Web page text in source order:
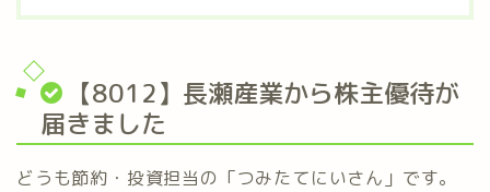
【8012】長瀬産業から株主優待が
届きました
どうも節約・投資担当の「つみたてにいさん」です。